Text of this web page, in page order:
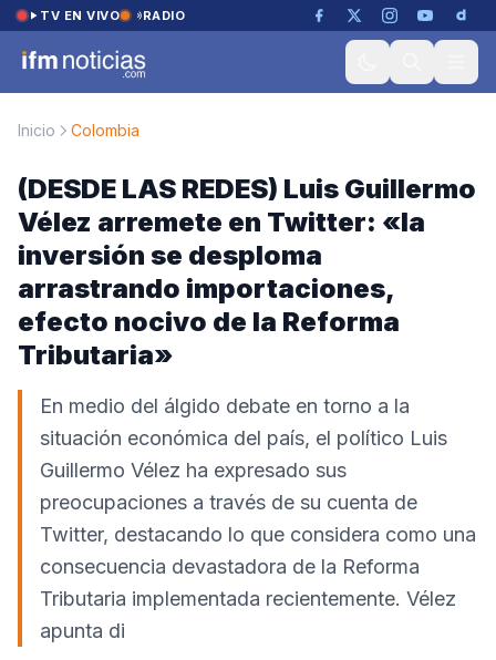
Saltar al contenido
TV EN VIVO RADIO
Inicio Colombia
(DESDE LAS REDES) Luis Guillermo
Vélez arremete en Twitter: «la
inversión se desploma
arrastrando importaciones,
efecto nocivo de la Reforma
Tributaria»
En medio del álgido debate en torno a la
situación económica del país, el político Luis
Guillermo Vélez ha expresado sus
preocupaciones a través de su cuenta de
Twitter, destacando lo que considera como una
consecuencia devastadora de la Reforma
Tributaria implementada recientemente. Vélez
apunta di